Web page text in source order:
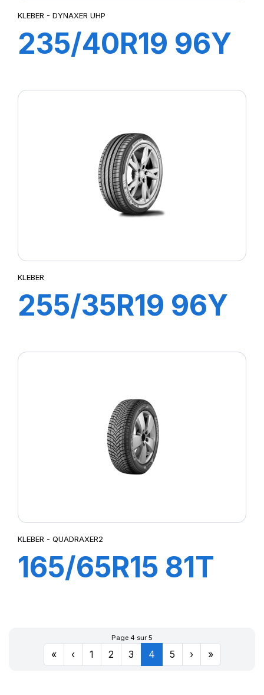
KLEBER - DYNAXER UHP
235/40R19 96Y
KLEBER
255/35R19 96Y
KLEBER - QUADRAXER2
165/65R15 81T
Page 4 sur 5
« ‹ 1 2 3 4 5 › »